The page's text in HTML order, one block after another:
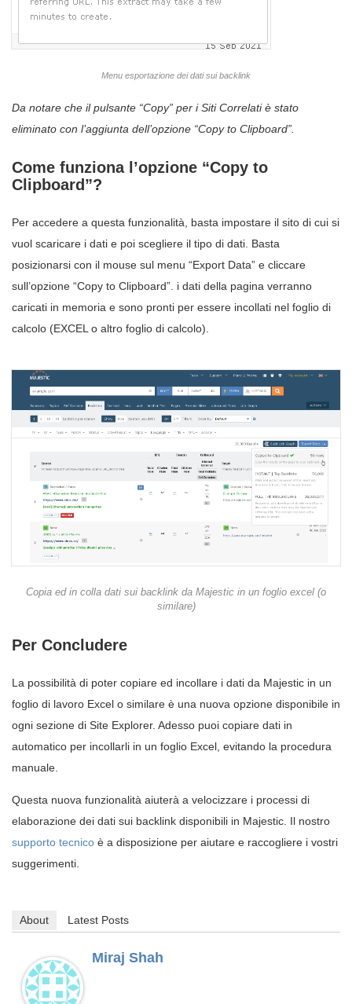
Menu esportazione dei dati sui backlink
Da notare che il pulsante “Copy” per i Siti Correlati è stato
eliminato con l’aggiunta dell’opzione “Copy to Clipboard”.
Come funziona l’opzione “Copy to
Clipboard”?
Per accedere a questa funzionalità, basta impostare il sito di cui si
vuol scaricare i dati e poi scegliere il tipo di dati. Basta
posizionarsi con il mouse sul menu “Export Data” e cliccare
sull’opzione “Copy to Clipboard”. i dati della pagina verranno
caricati in memoria e sono pronti per essere incollati nel foglio di
calcolo (EXCEL o altro foglio di calcolo).
Copia ed in colla dati sui backlink da Majestic in un foglio excel (o
similare)
Per Concludere
La possibilità di poter copiare ed incollare i dati da Majestic in un
foglio di lavoro Excel o similare è una nuova opzione disponibile in
ogni sezione di Site Explorer. Adesso puoi copiare dati in
automatico per incollarli in un foglio Excel, evitando la procedura
manuale.
Questa nuova funzionalità aiuterà a velocizzare i processi di
elaborazione dei dati sui backlink disponibili in Majestic. Il nostro
supporto tecnico è a disposizione per aiutare e raccogliere i vostri
suggerimenti.
About Latest Posts
Miraj Shah